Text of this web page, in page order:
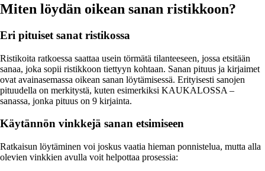
Miten löydän oikean sanan ristikkoon?
Eri pituiset sanat ristikossa
Ristikoita ratkoessa saattaa usein törmätä tilanteeseen, jossa etsitään
sanaa, joka sopii ristikkoon tiettyyn kohtaan. Sanan pituus ja kirjaimet
ovat avainasemassa oikean sanan löytämisessä. Erityisesti sanojen
pituudella on merkitystä, kuten esimerkiksi KAUKALOSSA –
sanassa, jonka pituus on 9 kirjainta.
Käytännön vinkkejä sanan etsimiseen
Ratkaisun löytäminen voi joskus vaatia hieman ponnistelua, mutta alla
olevien vinkkien avulla voit helpottaa prosessia: